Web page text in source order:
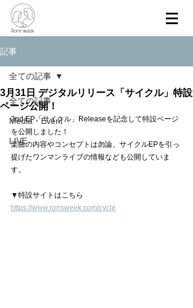
記事
全ての記事
Media・Event
LIVE
全ての記事
3月31日 デジタルリリース「サイクル」特設
ページ公開！
2nd EP「サイクル」Releaseを記念して特設ページ
を公開しました！
楽曲の内容やコンセプトは勿論、サイクルEPを引っ
提げたワンマンライブの情報なども公開していま
す。
▼特設サイトはこちら
https://www.ronsweek.com/cycle